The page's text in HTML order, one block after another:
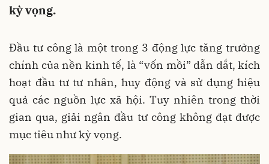
kỳ vọng.
Đầu tư công là một trong 3 động lực tăng trưởng
chính của nền kinh tế, là “vốn mồi” dẫn dắt, kích
hoạt đầu tư tư nhân, huy động và sử dụng hiệu
quả các nguồn lực xã hội. Tuy nhiên trong thời
gian qua, giải ngân đầu tư công không đạt được
mục tiêu như kỳ vọng.